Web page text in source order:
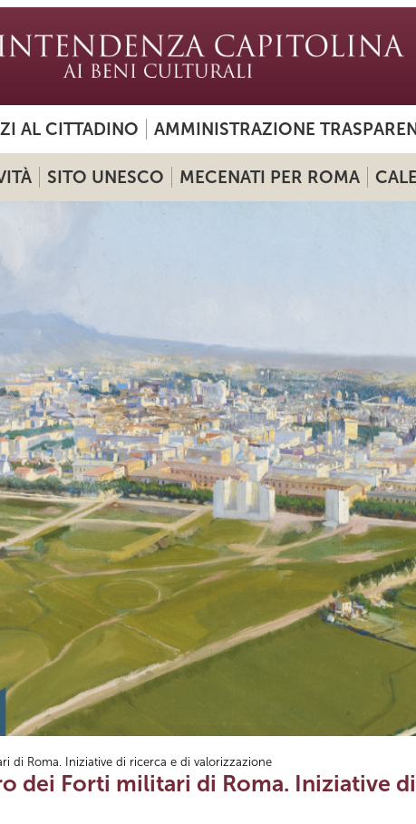
AL CITTADINO AMMINISTRAZIONE
SITO UNESCO MECENATI PER ROMA
di Roma. Iniziative di ricerca e di valorizzazione
dei Forti militari di Roma. Iniziative